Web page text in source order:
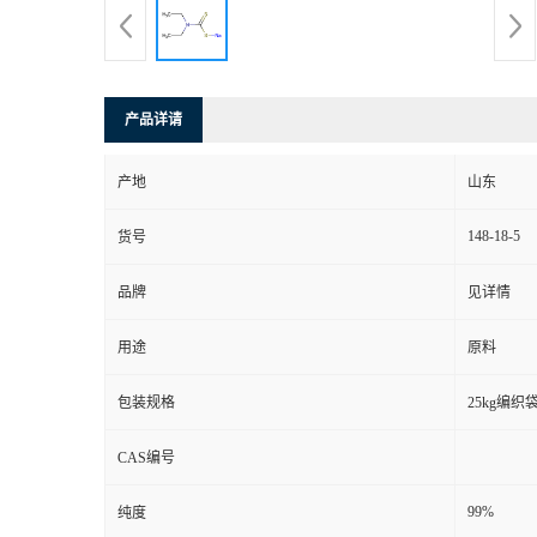
产品详请
产地 山东
货号 148-18-5
品牌 见详情
用途 原料
包装规格 25kg编织
CAS编号
纯度 99%